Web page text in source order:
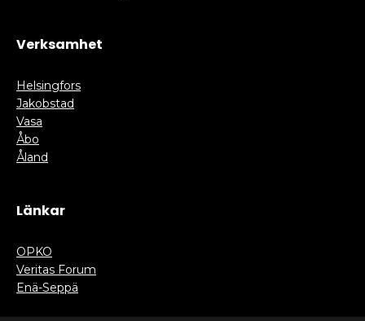
Verksamhet
Helsingfors
Jakobstad
Vasa
Åbo
Åland
Länkar
OPKO
Veritas Forum
Enä-Seppä